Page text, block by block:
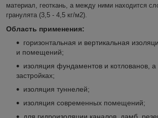
материал, геоткань, а между ними находится
гранулята (3,5 - 4,5 кг/м2).
Область применения:
горизонтальная и вертикальная
и помещений;
изоляция фундаментов и котлованов,
застройках;
изоляция туннелей;
изоляция современных помещений;
для гидроизоляции каналов, дамб,